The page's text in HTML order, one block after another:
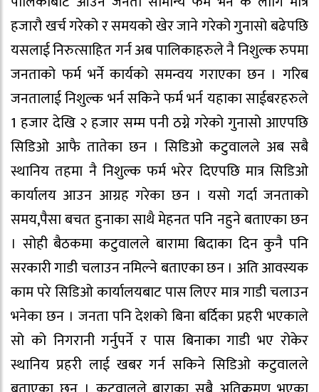
हजारौ खर्च गरेको र समयको खेर जाने गरेको गुनासो बढेपछि
यसलाई निरुत्साहित गर्न अब पालिकाहरुले नै निशुल्क रुपमा
जनताको फर्म भर्ने कार्यको समन्वय गराएका छन । गरिब
जनतालाई निशुल्क भर्न सकिने फर्म भर्न यहाका साईबरहरुले
1 हजार देखि २ हजार सम्म पनी ठग्ने गरेको गुनासो आएपछि
सिडिओ आफै तातेका छन । सिडिओ कटुवालले अब सबै
स्थानिय तहमा नै निशुल्क फर्म भरेर दिएपछि मात्र सिडिओ
कार्यालय आउन आग्रह गरेका छन । यसो गर्दा जनताको
समय,पैसा बचत हुनाका साथै मेहनत पनि नहुने बताएका छन
। सोही बैठकमा कटुवालले बारामा बिदाका दिन कुनै पनि
सरकारी गाडी चलाउन नमिल्ने बताएका छन । अति आवस्यक
काम परे सिडिओ कार्यालयबाट पास लिएर मात्र गाडी चलाउन
भनेका छन । जनता पनि देशको बिना बर्दिका प्रहरी भएकाले
सो को निगरानी गर्नुपर्ने र पास बिनाका गाडी भए रोकेर
स्थानिय प्रहरी लाई खबर गर्न सकिने सिडिओ कटुवालले